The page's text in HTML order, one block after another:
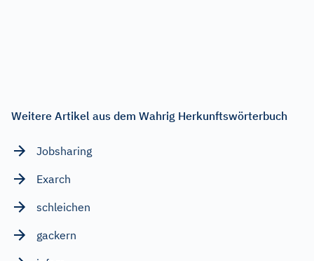
Weitere Artikel aus dem Wahrig Herkunftswörterbuch
Jobsharing
Exarch
schleichen
gackern